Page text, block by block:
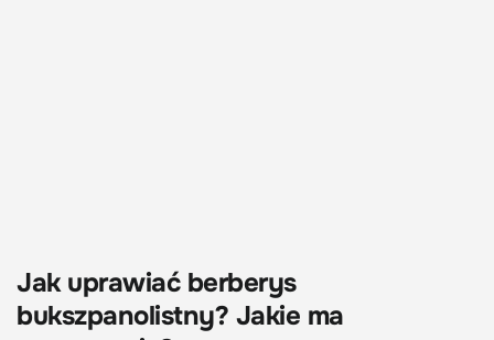
Jak uprawiać berberys
bukszpanolistny? Jakie ma